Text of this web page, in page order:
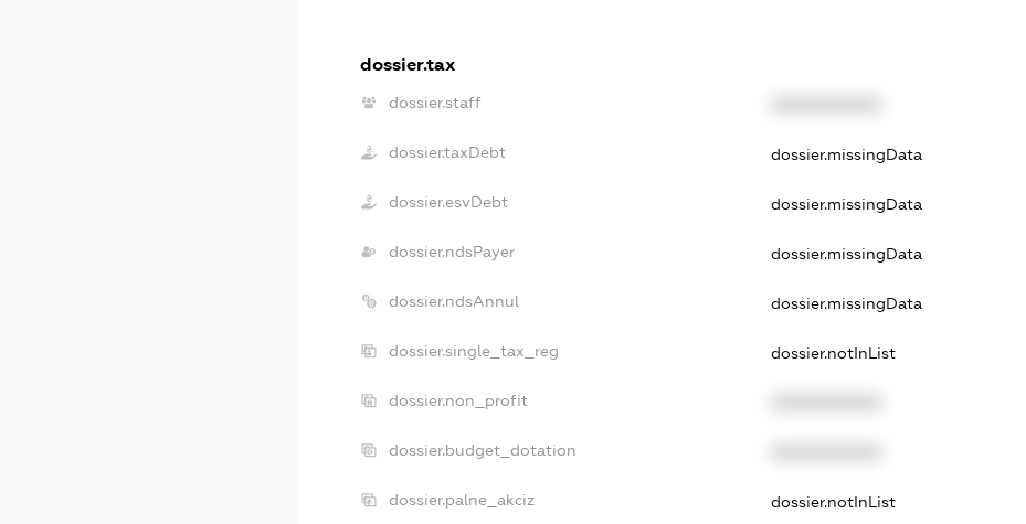
dossier.tax
dossier.staff
dossier.taxDebt dossier.missingData
dossier.esvDebt dossier.missingData
dossier.ndsPayer dossier.missingData
dossier.ndsAnnul dossier.missingData
dossier.single_tax_reg dossier.notInList
dossier.non_profit
dossier.budget_dotation
dossier.palne_akciz dossier.notInList